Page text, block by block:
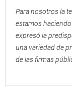
Para nosotros la
estamos
expresó la
una variedad de
de las firmas